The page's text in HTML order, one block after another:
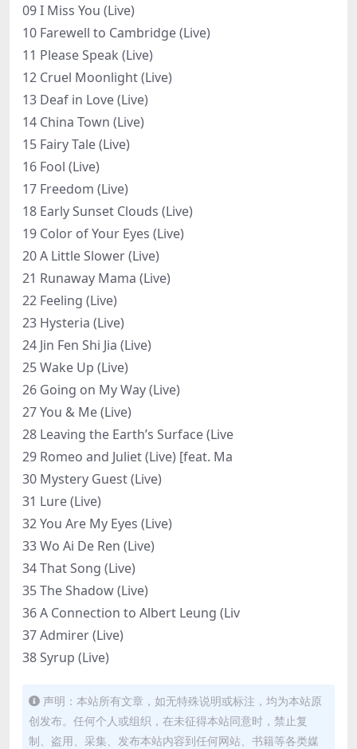
09 I Miss You (Live)
10 Farewell to Cambridge (Live)
11 Please Speak (Live)
12 Cruel Moonlight (Live)
13 Deaf in Love (Live)
14 China Town (Live)
15 Fairy Tale (Live)
16 Fool (Live)
17 Freedom (Live)
18 Early Sunset Clouds (Live)
19 Color of Your Eyes (Live)
20 A Little Slower (Live)
21 Runaway Mama (Live)
22 Feeling (Live)
23 Hysteria (Live)
24 Jin Fen Shi Jia (Live)
25 Wake Up (Live)
26 Going on My Way (Live)
27 You & Me (Live)
28 Leaving the Earth’s Surface (Live
29 Romeo and Juliet (Live) [feat. Ma
30 Mystery Guest (Live)
31 Lure (Live)
32 You Are My Eyes (Live)
33 Wo Ai De Ren (Live)
34 That Song (Live)
35 The Shadow (Live)
36 A Connection to Albert Leung (Liv
37 Admirer (Live)
38 Syrup (Live)
声明：本站所有文章，如无特殊说明或标注，均为本站原
创发布。任何个人或组织，在未征得本站同意时，禁止复
制、盗用、采集、发布本站内容到任何网站、书籍等各类媒